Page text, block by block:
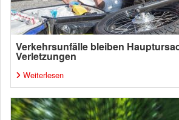
Verkehrsunfälle bleiben
Verletzungen
Weiterlesen